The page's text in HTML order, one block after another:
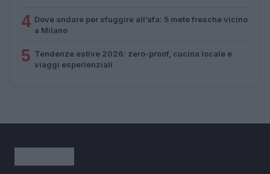
4 Dove andare per sfuggire all’afa: 5 mete fresche vicino
a Milano
5 Tendenze estive 2026: zero-proof, cucina locale e
viaggi esperienziali